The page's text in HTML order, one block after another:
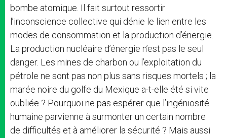
bombe atomique. Il fait surtout ressortir
l’inconscience collective qui dénie le lien entre les
modes de consommation et la production d’énergie.
La production nucléaire d’énergie n’est pas le seul
danger. Les mines de charbon ou l’exploitation du
pétrole ne sont pas non plus sans risques mortels ; la
marée noire du golfe du Mexique a-t-elle été si vite
oubliée ? Pourquoi ne pas espérer que l’ingéniosité
humaine parvienne à surmonter un certain nombre
de difficultés et à améliorer la sécurité ? Mais aussi